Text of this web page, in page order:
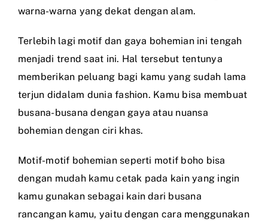
warna-warna yang dekat dengan alam.
Terlebih lagi motif dan gaya bohemian ini tengah
menjadi trend saat ini. Hal tersebut tentunya
memberikan peluang bagi kamu yang sudah lama
terjun didalam dunia fashion. Kamu bisa membuat
busana-busana dengan gaya atau nuansa
bohemian dengan ciri khas.
Motif-motif bohemian seperti motif boho bisa
dengan mudah kamu cetak pada kain yang ingin
kamu gunakan sebagai kain dari busana
rancangan kamu, yaitu dengan cara menggunakan